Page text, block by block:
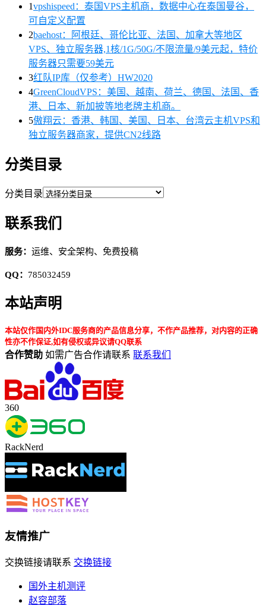
1vpshispeed：泰国VPS主机商，数据中心在泰国曼谷，
可自定义配置
2baehost：阿根廷、哥伦比亚、法国、加拿大等地区
VPS、独立服务器,1核/1G/50G/不限流量/9美元起，特价
服务器只需要59美元
3红队IP库（仅参考）HW2020
4GreenCloudVPS：美国、越南、荷兰、德国、法国、香
港、日本、新加披等地老牌主机商。
5傲翔云：香港、韩国、美国、日本、台湾云主机VPS和
独立服务器商家，提供CN2线路
分类目录
分类目录
联系我们
服务： 运维、安全架构、免费投稿
QQ： 785032459
本站声明
本站仅作国内外IDC服务商的产品信息分享，不作产品推荐，对内容的正确
性亦不作保证,如有侵权或异议请QQ联系
合作赞助 如需广告合作请联系 联系我们
360
RackNerd
友情推广
交换链接请联系 交换链接
国外主机测评
赵容部落